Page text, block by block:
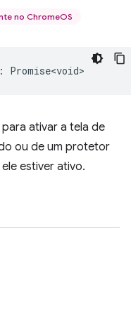
no ChromeOS
: Promise<void>
ativar a tela de
ou de um protetor
estiver ativo.